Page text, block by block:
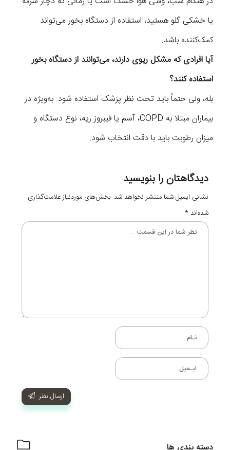
یا خشکی گلو هستید، استفاده از دستگاه بخور می‌تواند
کمک‌کننده باشد.
آیا افرادی که مشکل ریوی دارند، می‌توانند از دستگاه بخور
استفاده کنند؟
بله، ولی حتماً باید تحت نظر پزشک استفاده شود. به‌ویژه در
بیماران مبتلا به COPD، آسم یا فیبروز ریه، نوع دستگاه و
میزان رطوبت باید با دقت انتخاب شود.
دیدگاهتان را بنویسید
نشانی ایمیل شما منتشر نخواهد شد. بخش‌های موردنیاز علامت‌گذاری
شده‌اند*
ارسال نظر